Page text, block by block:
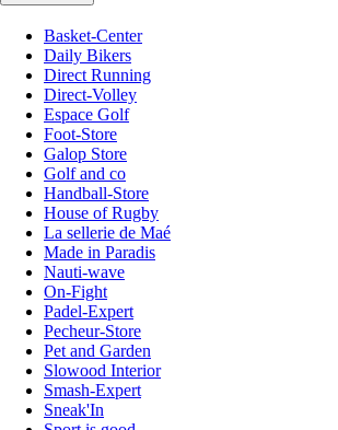
Basket-Center
Daily Bikers
Direct Running
Direct-Volley
Espace Golf
Foot-Store
Galop Store
Golf and co
Handball-Store
House of Rugby
La sellerie de Maé
Made in Paradis
Nauti-wave
On-Fight
Padel-Expert
Pecheur-Store
Pet and Garden
Slowood Interior
Smash-Expert
Sneak'In